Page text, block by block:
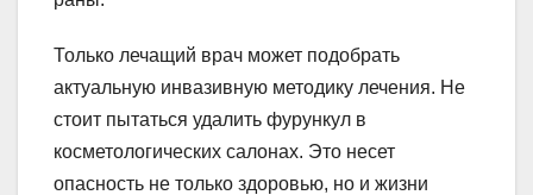
Только лечащий врач может подобрать
актуальную инвазивную методику лечения. Не
стоит пытаться удалить фурункул в
косметологических салонах. Это несет
опасность не только здоровью, но и жизни